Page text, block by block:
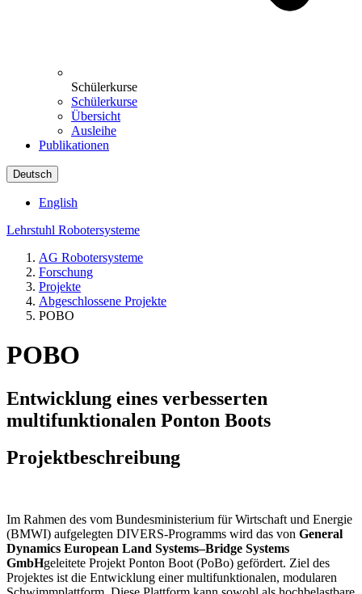
Schülerkurse
Schülerkurse
Übersicht
Ausleihe
Publikationen
Deutsch
English
Lehrstuhl Robotersysteme
AG Robotersysteme
Forschung
Projekte
Abgeschlossene Projekte
POBO
POBO
Entwicklung eines verbesserten
multifunktionalen Ponton Boots
Projektbeschreibung
Im Rahmen des vom Bundesministerium für Wirtschaft und Energie
(BMWI) aufgelegten DIVERS-Programms wird das von General
Dynamics European Land Systems–Bridge Systems
GmbHgeleitete Projekt Ponton Boot (PoBo) gefördert. Ziel des
Projektes ist die Entwicklung einer multifunktionalen, modularen